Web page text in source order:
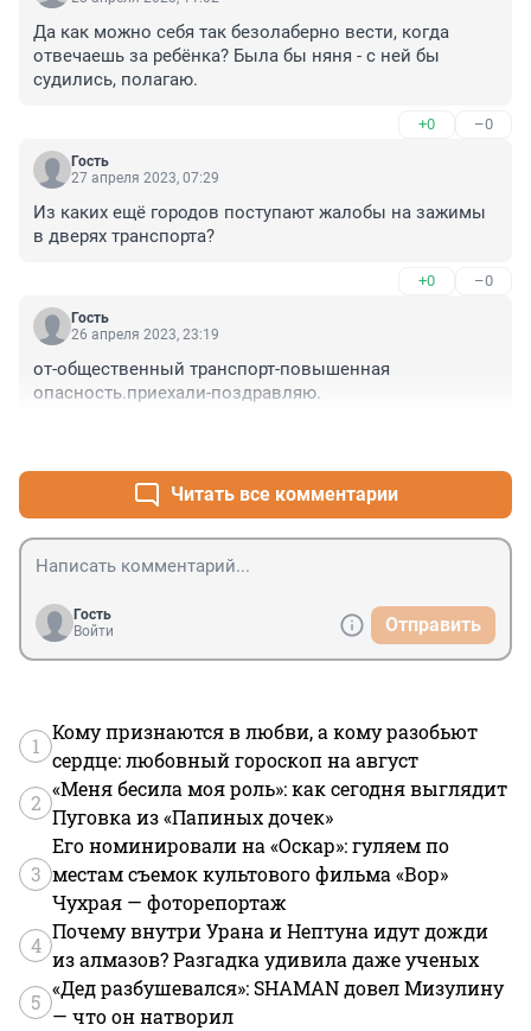
Да как можно себя так безолаберно вести, когда
отвечаешь за ребёнка? Была бы няня - с ней бы
судились, полагаю.
+0 –0
Гость
27 апреля 2023, 07:29
Из каких ещё городов поступают жалобы на зажимы
в дверях транспорта?
+0 –0
Гость
26 апреля 2023, 23:19
от-общественный транспорт-повышенная
опасность.приехали-поздравляю.
Читать все комментарии
Гость
Войти
Отправить
1
Кому признаются в любви, а кому разобьют
сердце: любовный гороскоп на август
2
«Меня бесила моя роль»: как сегодня выглядит
Пуговка из «Папиных дочек»
3
Его номинировали на «Оскар»: гуляем по
местам съемок культового фильма «Вор»
Чухрая — фоторепортаж
4
Почему внутри Урана и Нептуна идут дожди
из алмазов? Разгадка удивила даже ученых
5
«Дед разбушевался»: SHAMAN довел Мизулину
— что он натворил